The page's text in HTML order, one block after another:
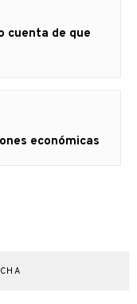
cuenta de que
económicas